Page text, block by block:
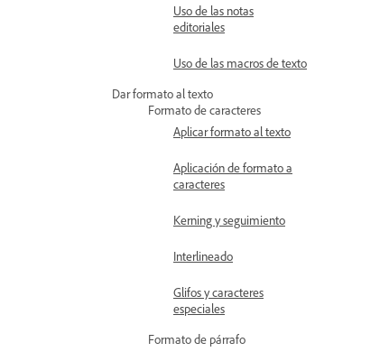
Uso de las notas
editoriales
Uso de las macros de texto
Dar formato al texto
Formato de caracteres
Aplicar formato al texto
Aplicación de formato a
caracteres
Kerning y seguimiento
Interlineado
Glifos y caracteres
especiales
Formato de párrafo